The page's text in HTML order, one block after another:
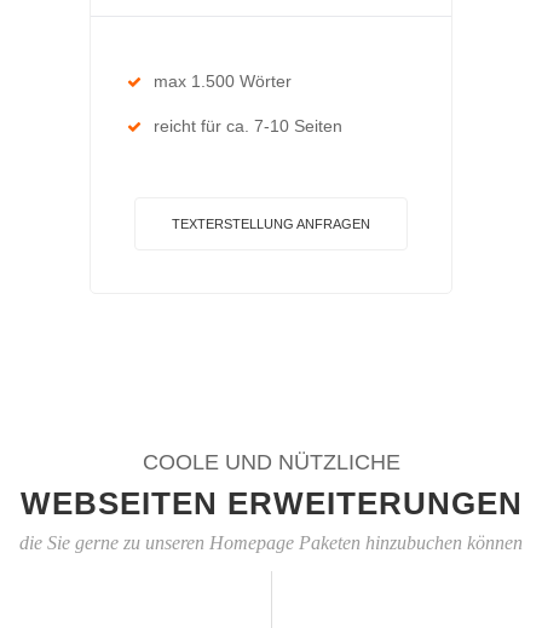
max 1.500 Wörter
reicht für ca. 7-10 Seiten
TEXTERSTELLUNG ANFRAGEN
COOLE UND NÜTZLICHE
WEBSEITEN ERWEITERUNGEN
die Sie gerne zu unseren Homepage Paketen hinzubuchen können